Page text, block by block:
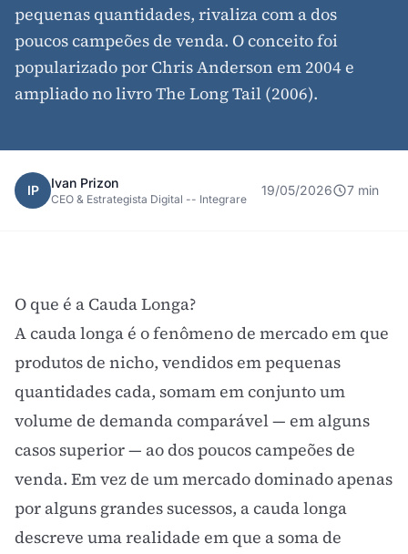
pequenas quantidades, rivaliza com a dos
poucos campeões de venda. O conceito foi
popularizado por Chris Anderson em 2004 e
ampliado no livro The Long Tail (2006).
IP Ivan Prizon
CEO & Estrategista Digital -- Integrare
19/05/2026 7 min
O que é a Cauda Longa?
A cauda longa é o fenômeno de mercado em que
produtos de nicho, vendidos em pequenas
quantidades cada, somam em conjunto um
volume de demanda comparável — em alguns
casos superior — ao dos poucos campeões de
venda. Em vez de um mercado dominado apenas
por alguns grandes sucessos, a cauda longa
descreve uma realidade em que a soma de